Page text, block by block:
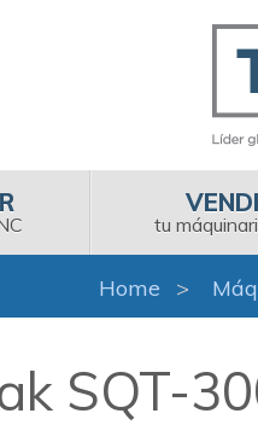
tu
Home
SQT-